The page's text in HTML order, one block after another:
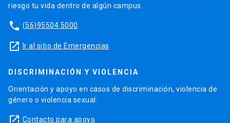
riesgo tu vida dentro de algún campus.
phone (56)95504 5000
launch Ir al sitio de Emergencias
DISCRIMINACIÓN Y VIOLENCIA
Orientación y apoyo en casos de discriminación, violencia de
género o violencia sexual.
launch Contacto para apoyo